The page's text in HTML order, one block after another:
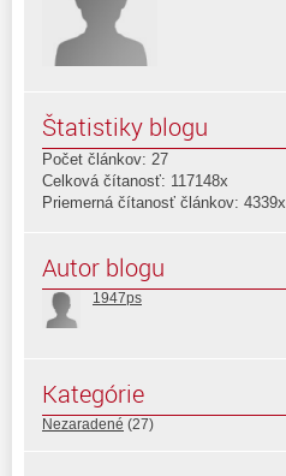
Štatistiky blogu
Počet článkov: 27
Celková čítanosť: 117148x
Priemerná čítanosť článkov: 4339x
Autor blogu
1947ps
Kategórie
Nezaradené (27)